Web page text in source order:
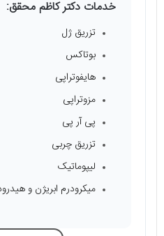
خدمات دکتر کاظم محقق:
تزریق ژل
بوتاکس
هایفوتراپی
مزوتراپی
پی آر پی
تزریق چربی
لیپوماتیک
میکرودرم ابریژن و